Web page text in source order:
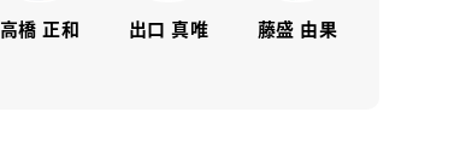
高橋 正和 出口 真唯 藤盛 由果